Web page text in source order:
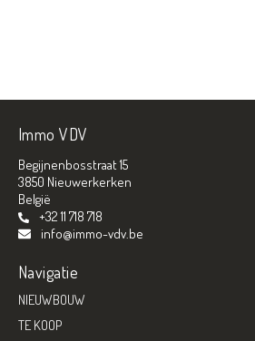
Immo VDV
Begijnenbosstraat 15
3850 Nieuwerkerken
België
+32 11 718 718
info@immo-vdv.be
Navigatie
NIEUWBOUW
TE KOOP